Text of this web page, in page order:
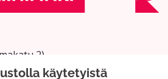
käytetyistä
2)